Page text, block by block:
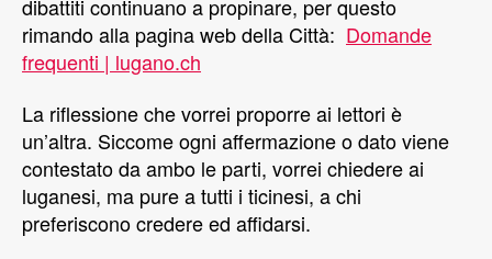
dibattiti continuano a propinare, per questo
rimando alla pagina web della Città: Domande
frequenti | lugano.ch
La riflessione che vorrei proporre ai lettori è
un’altra. Siccome ogni affermazione o dato viene
contestato da ambo le parti, vorrei chiedere ai
luganesi, ma pure a tutti i ticinesi, a chi
preferiscono credere ed affidarsi.